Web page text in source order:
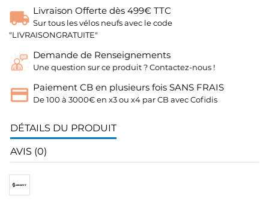
Livraison Offerte dès 499€ TTC
Sur tous les vélos neufs avec le code
"LIVRAISONGRATUITE"
Demande de Renseignements
Une question sur ce produit ? Contactez-nous !
Paiement CB en plusieurs fois SANS FRAIS
De 100 à 3000€ en x3 ou x4 par CB avec Cofidis
DÉTAILS DU PRODUIT
AVIS (0)